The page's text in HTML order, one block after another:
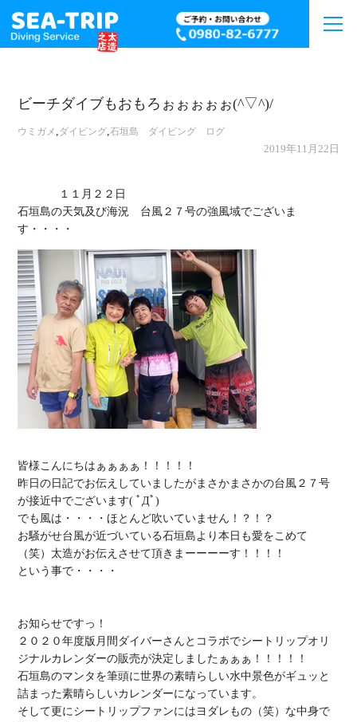
ビーチダイブもおもろぉぉぉぉぉ(^▽^)/
ウミガメ ,ダイビング,石垣島 ダイビング ログ
2019年11月22日
石垣島の天気及び海況　台風２７号の強風域でございま
皆様こんにちはぁぁぁぁ！！！！！
昨日の日記でお伝えしていましたがまさかまさかの台風２７号
が接近中でございます( ﾟДﾟ)
でも風は・・・・ほとんど吹いていません！？！？
お騒がせ台風が近づいている石垣島より本日も愛をこめて
（笑）太造がお伝えさせて頂きまーーーーす！！！！
という事で・・・・
お知らせですっ！
２０２０年度版月間ダイバーさんとコラボでシートリップオリ
ジナルカレンダーの販売が決定
石垣島のマンタを筆頭に世界の素晴らしい水中景色がギュッと
詰まった素晴らしいカレンダーになっています。
そして更にシートリップファンにはヨダレもの （笑）な中身で